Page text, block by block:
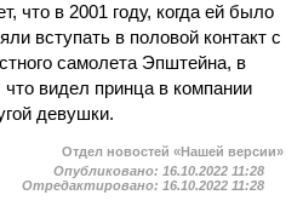
что в 2001 году, когда ей было
вступать в половой контакт с
самолета Эпштейна, в
видел принца в компании
девушки.
Отдел новостей «Нашей версии»
Опубликовано: 16.10.2022 11:28
Отредактировано: 16.10.2022 11:28